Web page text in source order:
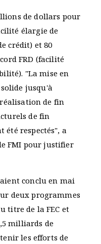
de dollars pour
élargie de
crédit) et 80
FRD (facilité
"La mise en
jusqu'à
de fin
de fin
été respectés", a
FMI pour justifier
conclu en mai
deux programmes
titre de la FEC et
milliards de
les efforts de